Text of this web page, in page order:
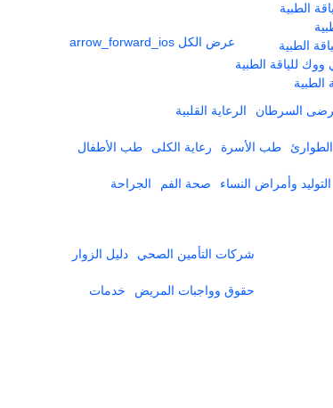
الطبية
الطبية
للياقة الطبية
الطبية
عرض الكل
السرطان الرعاية القلبية
طب الأسرة رعاية الكلى طب الأطفال
التوليد وأمراض النساء صحة الفم الجراحة
شركات التأمين الصحي​ دليل الزوار
حقوق وواجبات المريض خدمات